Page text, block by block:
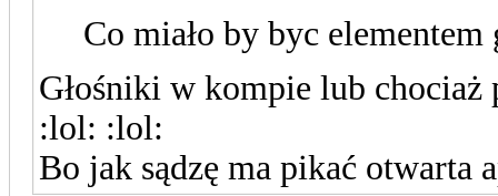
Co miało by byc
Głośniki w kompie lub
:lol: :lol:
Bo jak sądzę ma pikać otwarta